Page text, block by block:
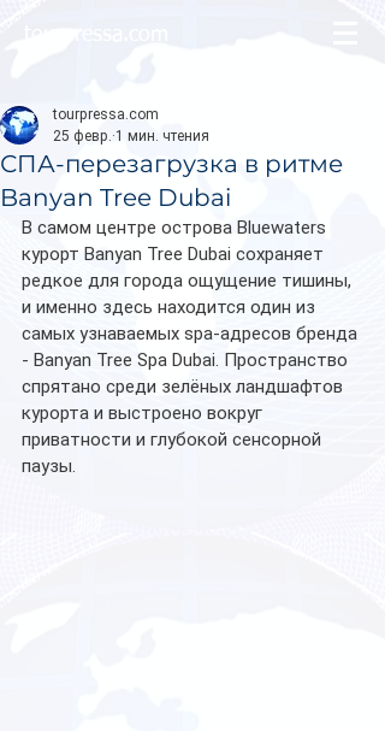
СПА-перезагрузка в ритме
Banyan Tree Dubai
tourpressa.com
25 февр. 1 мин. чтения
В самом центре острова Bluewaters
курорт Banyan Tree Dubai сохраняет
редкое для города ощущение тишины,
и именно здесь находится один из
самых узнаваемых spa-адресов бренда
- Banyan Tree Spa Dubai. Пространство
спрятано среди зелёных ландшафтов
курорта и выстроено вокруг
приватности и глубокой сенсорной
паузы.